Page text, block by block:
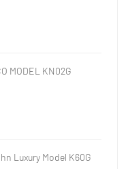
MODEL KN02G
Luxury Model K60G